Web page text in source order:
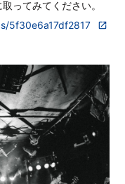
ってみてください。
5f30e6a17df2817